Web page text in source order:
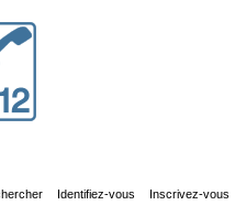
Identifiez-vous Inscrivez-vous